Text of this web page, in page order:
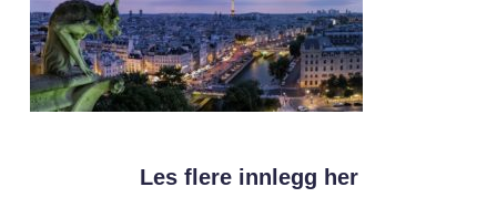
Les flere innlegg her